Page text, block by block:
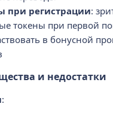
при регистрации:
токены при первой
в бонусной
и недостатки
: